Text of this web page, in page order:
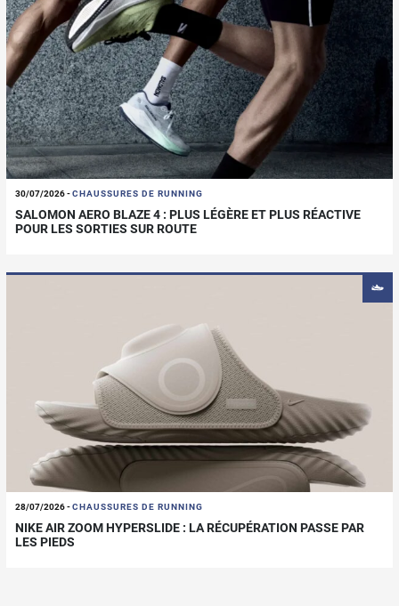
30/07/2026-CHAUSSURES DE RUNNING
SALOMON AERO BLAZE 4 : PLUS LÉGÈRE ET PLUS RÉACTIVE
POUR LES SORTIES SUR ROUTE
28/07/2026-CHAUSSURES DE RUNNING
NIKE AIR ZOOM HYPERSLIDE : LA RÉCUPÉRATION PASSE PAR
LES PIEDS